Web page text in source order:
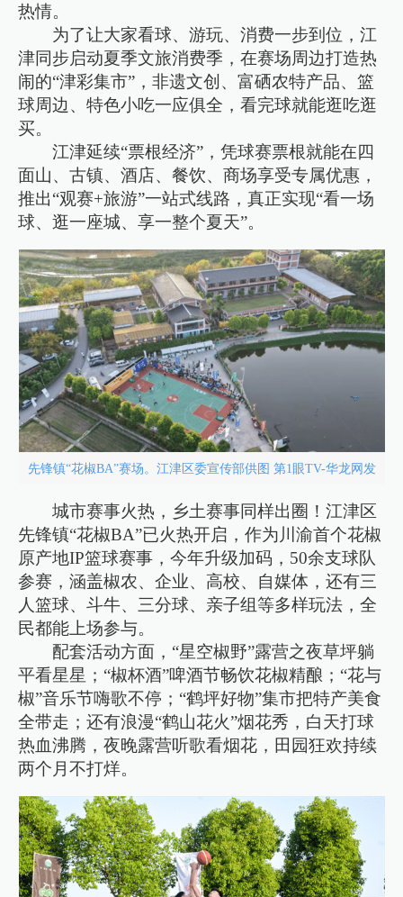
热情。
为了让大家看球、游玩、消费一步到位，江
津同步启动夏季文旅消费季，在赛场周边打造热
闹的“津彩集市”，非遗文创、富硒农特产品、篮
球周边、特色小吃一应俱全，看完球就能逛吃逛
买。
江津延续“票根经济”，凭球赛票根就能在四
面山、古镇、酒店、餐饮、商场享受专属优惠，
推出“观赛+旅游”一站式线路，真正实现“看一场
球、逛一座城、享一整个夏天”。
先锋镇“花椒BA”赛场。江津区委宣传部供图 第1眼TV-华龙网发
城市赛事火热，乡土赛事同样出圈！江津区
先锋镇“花椒BA”已火热开启，作为川渝首个花椒
原产地IP篮球赛事，今年升级加码，50余支球队
参赛，涵盖椒农、企业、高校、自媒体，还有三
人篮球、斗牛、三分球、亲子组等多样玩法，全
民都能上场参与。
配套活动方面，“星空椒野”露营之夜草坪躺
平看星星；“椒杯酒”啤酒节畅饮花椒精酿；“花与
椒”音乐节嗨歌不停；“鹤坪好物”集市把特产美食
全带走；还有浪漫“鹤山花火”烟花秀，白天打球
热血沸腾，夜晚露营听歌看烟花，田园狂欢持续
两个月不打烊。